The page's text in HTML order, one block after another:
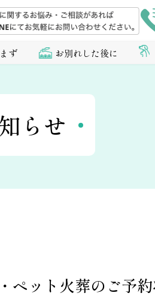
ず お別れした後に
らせ
ペット火葬のご予